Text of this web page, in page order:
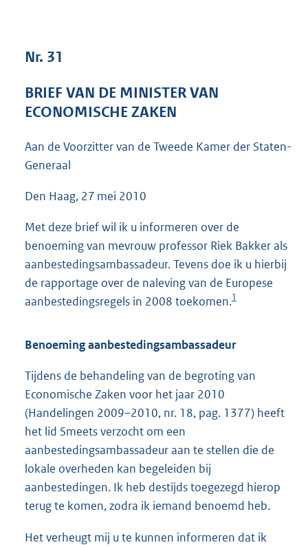
b
Nr. 31
BRIEF VAN DE MINISTER VAN
ECONOMISCHE ZAKEN
Aan de Voorzitter van de Tweede Kamer der Staten-
Generaal
Den Haag, 27 mei 2010
Met deze brief wil ik u informeren over de
benoeming van mevrouw professor Riek Bakker als
aanbestedingsambassadeur. Tevens doe ik u hierbij
de rapportage over de naleving van de Europese
aanbestedingsregels in 2008 toekomen.1
Benoeming aanbestedingsambassadeur
Tijdens de behandeling van de begroting van
Economische Zaken voor het jaar 2010
(Handelingen 2009–2010, nr. 18, pag. 1377) heeft
het lid Smeets verzocht om een
aanbestedingsambassadeur aan te stellen die de
lokale overheden kan begeleiden bij
aanbestedingen. Ik heb destijds toegezegd hierop
terug te komen, zodra ik iemand benoemd heb.
Het verheugt mij u te kunnen informeren dat ik